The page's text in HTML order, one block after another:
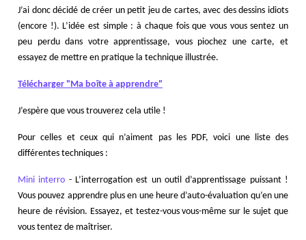
J’ai donc décidé de créer un petit jeu de cartes, avec des dessins idiots
(encore !). L’idée est simple : à chaque fois que vous vous sentez un
peu perdu dans votre apprentissage, vous piochez une carte, et
essayez de mettre en pratique la technique illustrée.
Télécharger "Ma boîte à apprendre"
J’espère que vous trouverez cela utile !
Pour celles et ceux qui n’aiment pas les PDF, voici une liste des
différentes techniques :
Mini interro - L’interrogation est un outil d’apprentissage puissant !
Vous pouvez apprendre plus en une heure d’auto-évaluation qu’en une
heure de révision. Essayez, et testez-vous vous-même sur le sujet que
vous tentez de maîtriser.